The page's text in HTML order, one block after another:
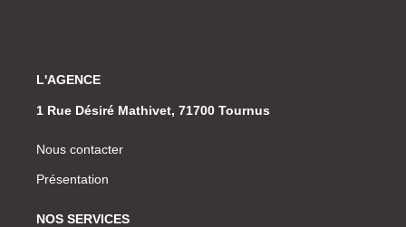
L'AGENCE
1 Rue Désiré Mathivet, 71700 Tournus
Nous contacter
Présentation
NOS SERVICES